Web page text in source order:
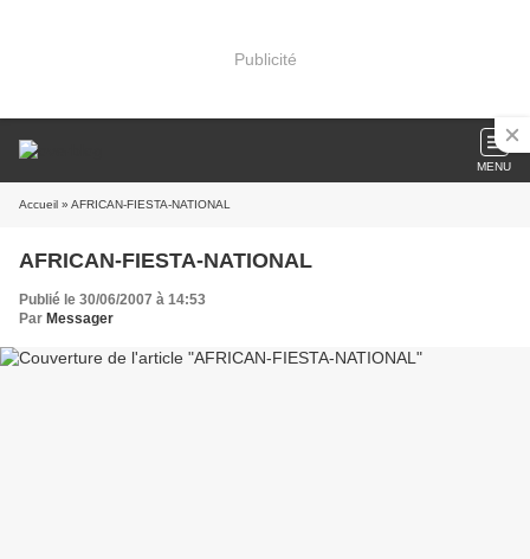
Publicité
MENU
Accueil » AFRICAN-FIESTA-NATIONAL
AFRICAN-FIESTA-NATIONAL
Publié le 30/06/2007 à 14:53
Par Messager